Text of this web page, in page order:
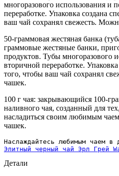
многоразового использования и
переработке. Упаковка создана
ваш чай сохранял свежесть.
50-граммовая жестяная банка
граммовые жестяные банки,
продуктов. Тубы многоразового
вторичной переработке.
того, чтобы ваш чай сохранял
чашек.
100 г чая: закрывающийся 100-
наливного чая, созданный для
насладиться своим любимым
чашек.
Элитный черный чай Эрл Грей
Детали